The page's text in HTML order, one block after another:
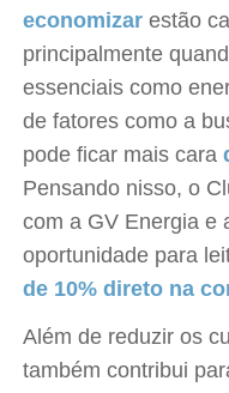
economizar estão
principalmente
essenciais como
de fatores como a
pode ficar mais cara
Pensando nisso, o
com a GV Energia e
oportunidade para
de 10% direto na
Além de reduzir os
também contribui